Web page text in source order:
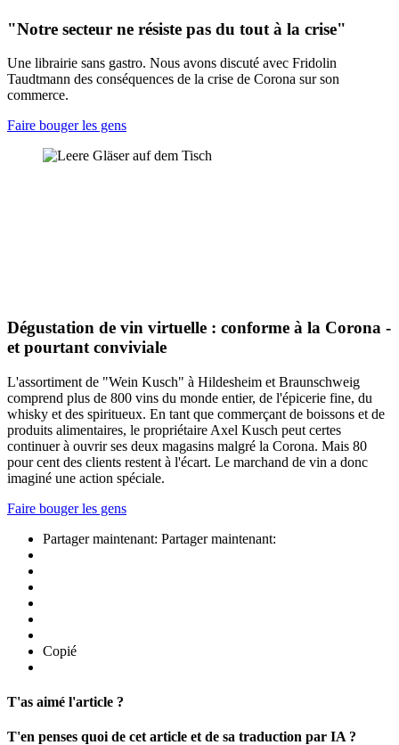
"Notre secteur ne résiste pas du tout à la crise"
Une librairie sans gastro. Nous avons discuté avec Fridolin
Taudtmann des conséquences de la crise de Corona sur son
commerce.
Faire bouger les gens
Dégustation de vin virtuelle : conforme à la Corona -
et pourtant conviviale
L'assortiment de "Wein Kusch" à Hildesheim et Braunschweig
comprend plus de 800 vins du monde entier, de l'épicerie fine, du
whisky et des spiritueux. En tant que commerçant de boissons et de
produits alimentaires, le propriétaire Axel Kusch peut certes
continuer à ouvrir ses deux magasins malgré la Corona. Mais 80
pour cent des clients restent à l'écart. Le marchand de vin a donc
imaginé une action spéciale.
Faire bouger les gens
Partager maintenant: Partager maintenant:
Copié
T'as aimé l'article ?
T'en penses quoi de cet article et de sa traduction par IA ?